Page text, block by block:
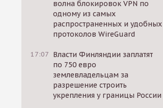
волна блокировок VPN по
одному из самых
распространенных и удобных
протоколов WireGuard
17:07 Власти Финляндии заплатят
по 750 евро
землевладельцам за
разрешение строить
укрепления у границы России